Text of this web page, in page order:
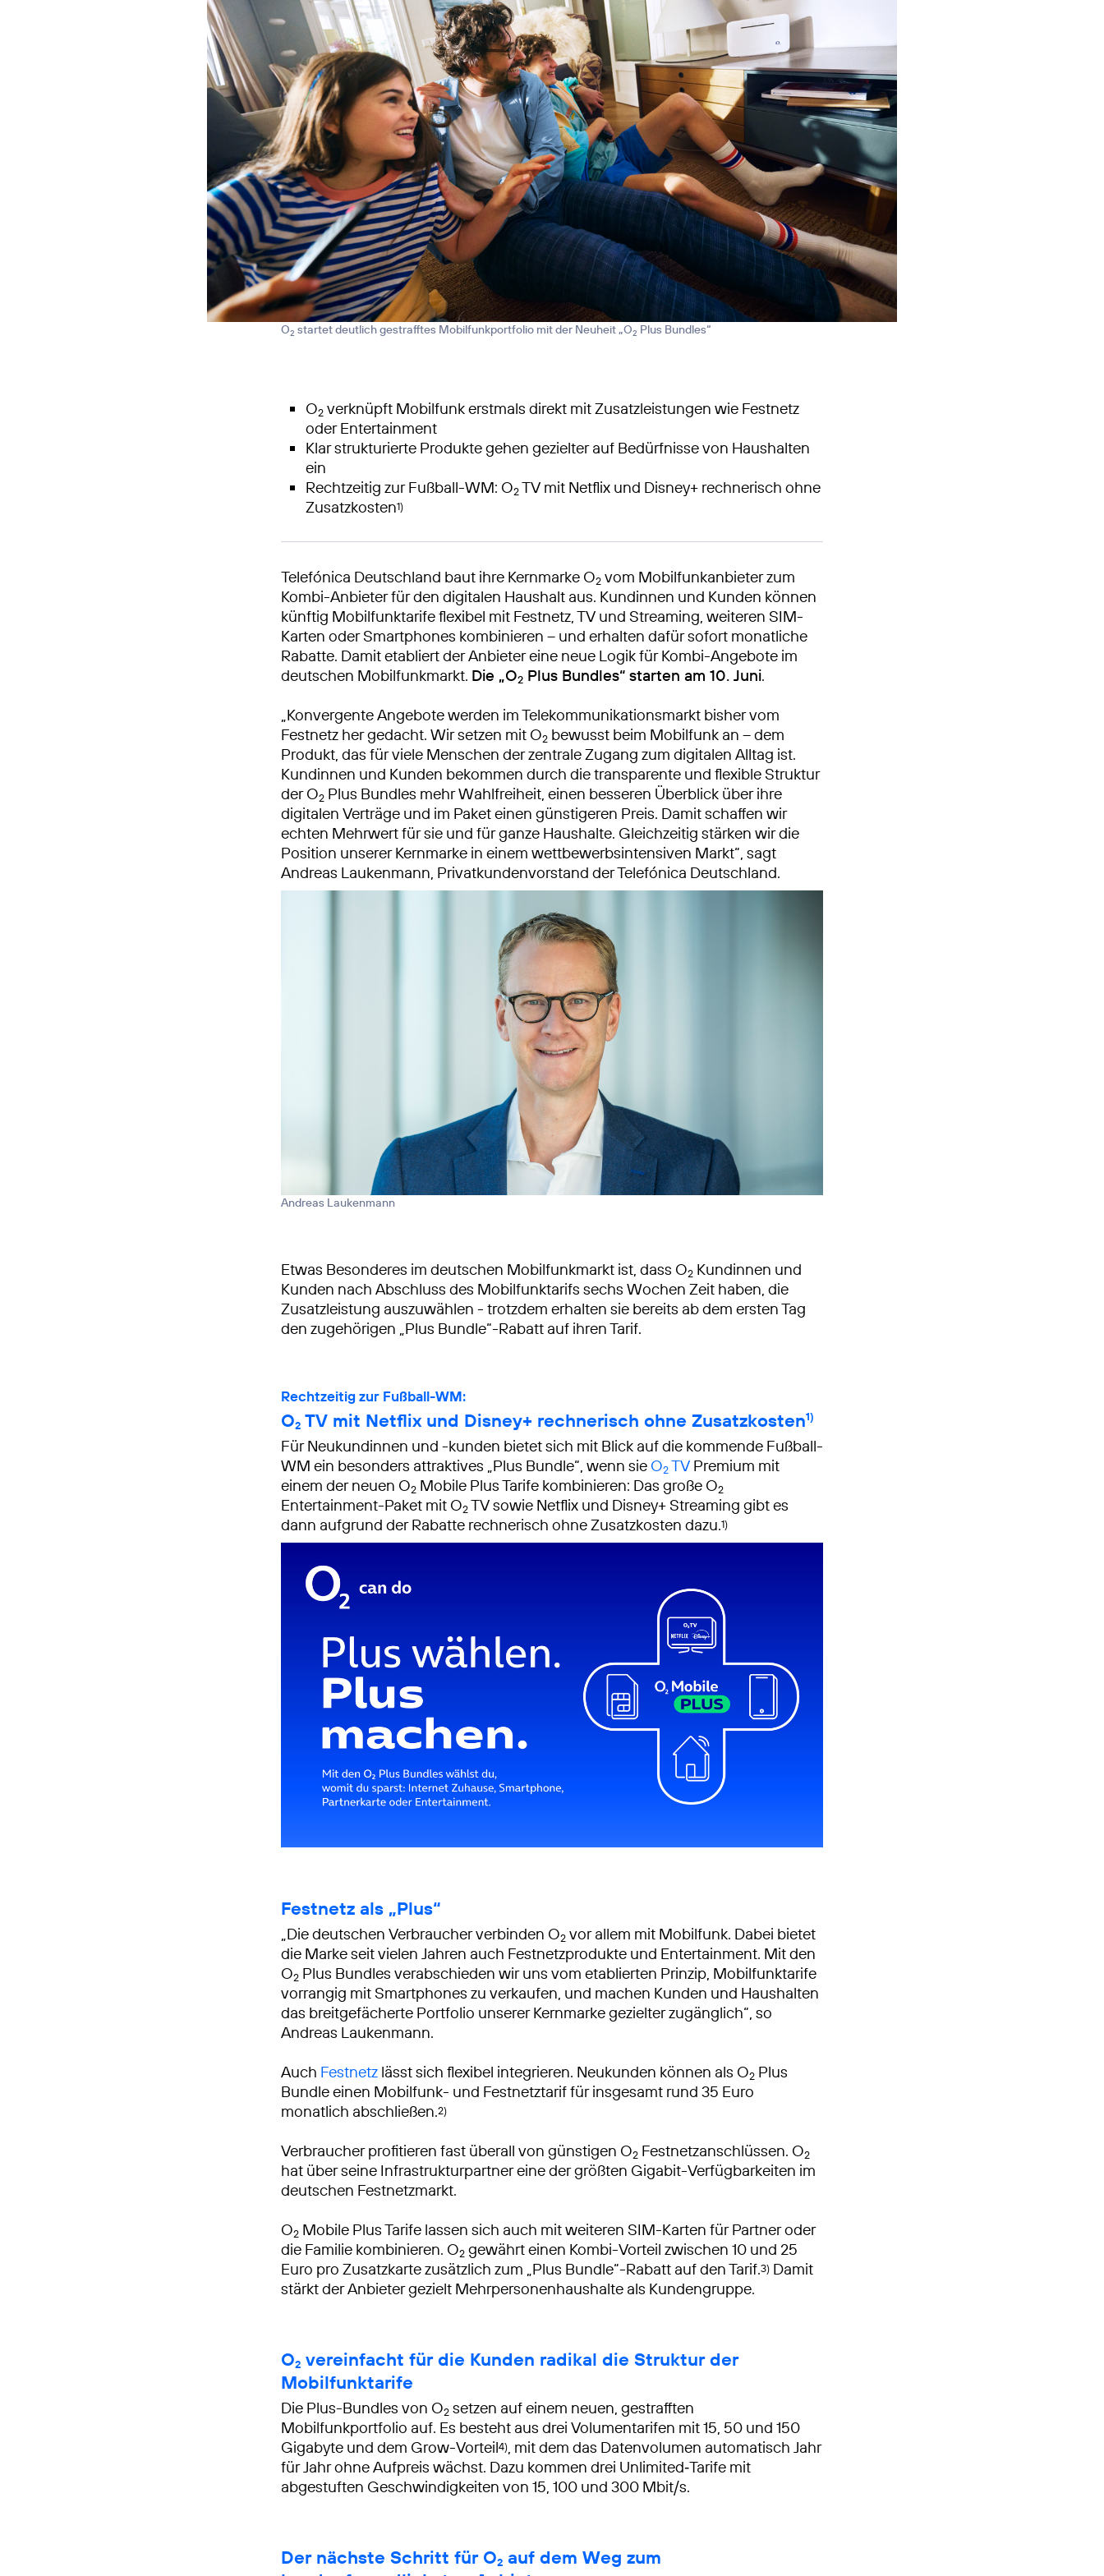
O2 startet deutlich gestrafftes Mobilfunkportfolio mit der Neuheit „O2 Plus Bundles“
O2 verknüpft Mobilfunk erstmals direkt mit Zusatzleistungen wie Festnetz
oder Entertainment
Klar strukturierte Produkte gehen gezielter auf Bedürfnisse von Haushalten
ein
Rechtzeitig zur Fußball-WM: O2TV mit Netflix und Disney+ rechnerisch ohne
Zusatzkosten1)
Telefónica Deutschland baut ihre Kernmarke O2 vom Mobilfunkanbieter zum
Kombi-Anbieter für den digitalen Haushalt aus. Kundinnen und Kunden können
künftig Mobilfunktarife flexibel mit Festnetz, TV und Streaming, weiteren SIM-
Karten oder Smartphones kombinieren – und erhalten dafür sofort monatliche
Rabatte. Damit etabliert der Anbieter eine neue Logik für Kombi-Angebote im
deutschen Mobilfunkmarkt. Die „O2 Plus Bundles“ starten am 10. Juni.
„Konvergente Angebote werden im Telekommunikationsmarkt bisher vom
Festnetz her gedacht. Wir setzen mit O2 bewusst beim Mobilfunk an – dem
Produkt, das für viele Menschen der zentrale Zugang zum digitalen Alltag ist.
Kundinnen und Kunden bekommen durch die transparente und flexible Struktur
der O2 Plus Bundles mehr Wahlfreiheit, einen besseren Überblick über ihre
digitalen Verträge und im Paket einen günstigeren Preis. Damit schaffen wir
echten Mehrwert für sie und für ganze Haushalte. Gleichzeitig stärken wir die
Position unserer Kernmarke in einem wettbewerbsintensiven Markt“, sagt
Andreas Laukenmann, Privatkundenvorstand der Telefónica Deutschland.
Andreas Laukenmann
Etwas Besonderes im deutschen Mobilfunkmarkt ist, dass O2 Kundinnen und
Kunden nach Abschluss des Mobilfunktarifs sechs Wochen Zeit haben, die
Zusatzleistung auszuwählen - trotzdem erhalten sie bereits ab dem ersten Tag
den zugehörigen „Plus Bundle“-Rabatt auf ihren Tarif.
Rechtzeitig zur Fußball-WM:
O2 TV mit Netflix und Disney+ rechnerisch ohne Zusatzkosten1)
Für Neukundinnen und -kunden bietet sich mit Blick auf die kommende Fußball-
WM ein besonders attraktives „Plus Bundle“, wenn sie O2TV Premium mit
einem der neuen O2 Mobile Plus Tarife kombinieren: Das große O2
Entertainment-Paket mit O2TV sowie Netflix und Disney+ Streaming gibt es
dann aufgrund der Rabatte rechnerisch ohne Zusatzkosten dazu.1)
Festnetz als „Plus“
„Die deutschen Verbraucher verbinden O2 vor allem mit Mobilfunk. Dabei bietet
die Marke seit vielen Jahren auch Festnetzprodukte und Entertainment. Mit den
O2 Plus Bundles verabschieden wir uns vom etablierten Prinzip, Mobilfunktarife
vorrangig mit Smartphones zu verkaufen, und machen Kunden und Haushalten
das breitgefächerte Portfolio unserer Kernmarke gezielter zugänglich“, so
Andreas Laukenmann.
Auch Festnetz lässt sich flexibel integrieren. Neukunden können als O2 Plus
Bundle einen Mobilfunk- und Festnetztarif für insgesamt rund 35 Euro
monatlich abschließen.2)
Verbraucher profitieren fast überall von günstigen O2 Festnetzanschlüssen. O2
hat über seine Infrastrukturpartner eine der größten Gigabit-Verfügbarkeiten im
deutschen Festnetzmarkt.
O2 Mobile Plus Tarife lassen sich auch mit weiteren SIM-Karten für Partner oder
die Familie kombinieren. O2 gewährt einen Kombi-Vorteil zwischen 10 und 25
Euro pro Zusatzkarte zusätzlich zum „Plus Bundle“-Rabatt auf den Tarif.3) Damit
stärkt der Anbieter gezielt Mehrpersonenhaushalte als Kundengruppe.
O2 vereinfacht für die Kunden radikal die Struktur der
Mobilfunktarife
Die Plus-Bundles von O2 setzen auf einem neuen, gestrafften
Mobilfunkportfolio auf. Es besteht aus drei Volumentarifen mit 15, 50 und 150
Gigabyte und dem Grow-Vorteil4), mit dem das Datenvolumen automatisch Jahr
für Jahr ohne Aufpreis wächst. Dazu kommen drei Unlimited‑Tarife mit
abgestuften Geschwindigkeiten von 15, 100 und 300 Mbit/s.
Der nächste Schritt für O2 auf dem Weg zum